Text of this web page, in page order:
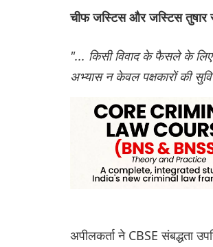
चीफ जस्टिस और जस्टिस तुषार
"... किसी विवाद के फैसले के
अभ्यास न केवल पक्षकारों की
अपीलकर्ता ने CBSE संबद्धता